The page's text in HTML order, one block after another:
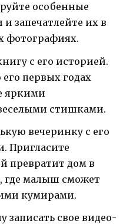
особенные
запечатлейте их в
фотографиях.
с его историей.
первых годах
яркими
стишками.
вечеринку с его
Пригласите
превратит дом в
где малыш сможет
кумирами.
свое видео-